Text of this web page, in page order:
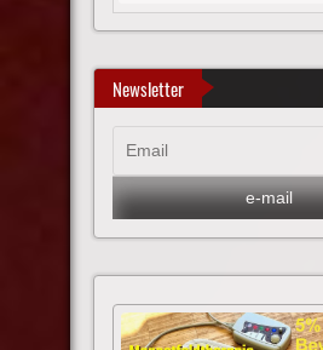
Newsletter